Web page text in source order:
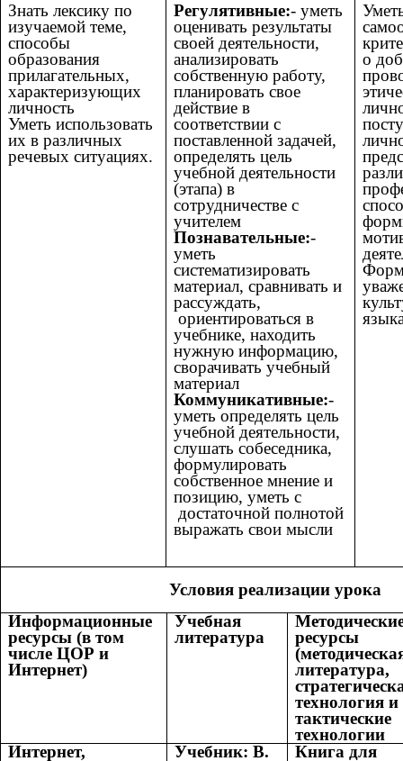
Знать лексику по
изучаемой теме,
способы
образования
прилагательных,
характеризующих
личность
Уметь использовать
их в различных
речевых ситуациях.
Регулятивные:- уметь
оценивать результаты
своей деятельности,
анализировать
собственную работу,
планировать свое
действие в
соответствии с
поставленной задачей,
определять цель
учебной деятельности
(этапа) в
сотрудничестве с
учителем
Познавательные:-
уметь
систематизировать
материал, сравнивать и
рассуждать,
ориентироваться в
учебнике, находить
нужную информацию,
сворачивать учебный
материал
Коммуникативные:-
уметь определять цель
учебной деятельности,
слушать собеседника,
формулировать
собственное мнение и
позицию, уметь с
достаточной полнотой
выражать свои мысли
о
Условия реализации урока
Информационные
ресурсы (в том
числе ЦОР и
Интернет)
Учебная
литература
ресурсы
литература,
технология и
тактические
технологии
Интернет,
Учебник: В.
Книга для